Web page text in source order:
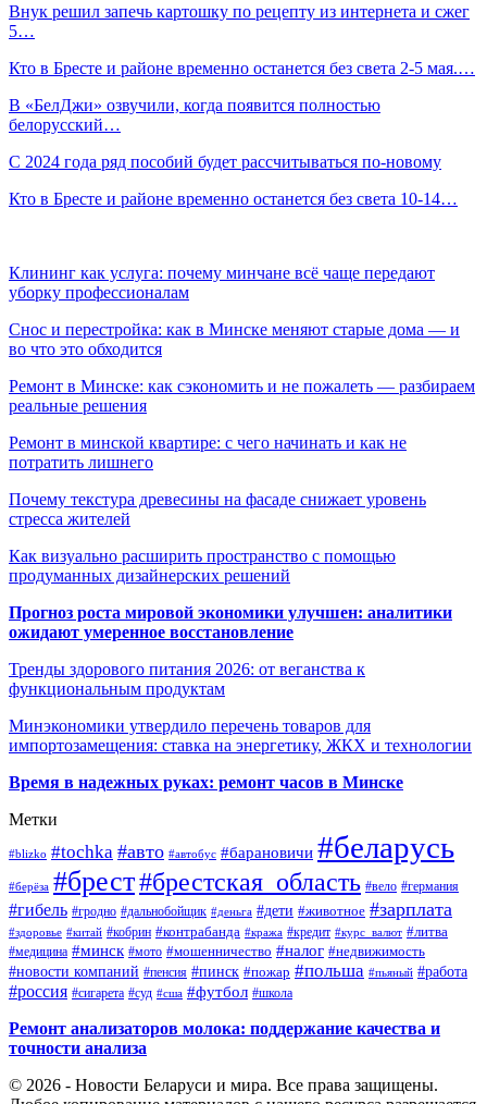
Внук решил запечь картошку по рецепту из интернета и сжег
5…
Кто в Бресте и районе временно останется без света 2-5 мая.…
В «БелДжи» озвучили, когда появится полностью
белорусский…
С 2024 года ряд пособий будет рассчитываться по-новому
Кто в Бресте и районе временно останется без света 10-14…
Клининг как услуга: почему минчане всё чаще передают
уборку профессионалам
Снос и перестройка: как в Минске меняют старые дома — и
во что это обходится
Ремонт в Минске: как сэкономить и не пожалеть — разбираем
реальные решения
Ремонт в минской квартире: с чего начинать и как не
потратить лишнего
Почему текстура древесины на фасаде снижает уровень
стресса жителей
Как визуально расширить пространство с помощью
продуманных дизайнерских решений
Прогноз роста мировой экономики улучшен: аналитики
ожидают умеренное восстановление
Тренды здорового питания 2026: от веганства к
функциональным продуктам
Минэкономики утвердило перечень товаров для
импортозамещения: ставка на энергетику, ЖКХ и технологии
Время в надежных руках: ремонт часов в Минске
Метки
#blizko #tochka #авто #автобус #барановичи #беларусь
#берёза #брест#брестская_область #вело #германия
#гибель #гродно #дальнобойщик #деньга #дети #животное #зарплата
#здоровье #китай #кобрин #контрабанда #кража #кредит #курс_валют #литва
#медицина #минск #мото #мошенничество #налог #недвижимость
#новости компаний #пенсия #пинск #пожар #польша #пьяный #работа
#россия #сигарета #суд #сша #футбол #школа
Ремонт анализаторов молока: поддержание качества и
точности анализа
© 2026 - Новости Беларуси и мира. Все права защищены.